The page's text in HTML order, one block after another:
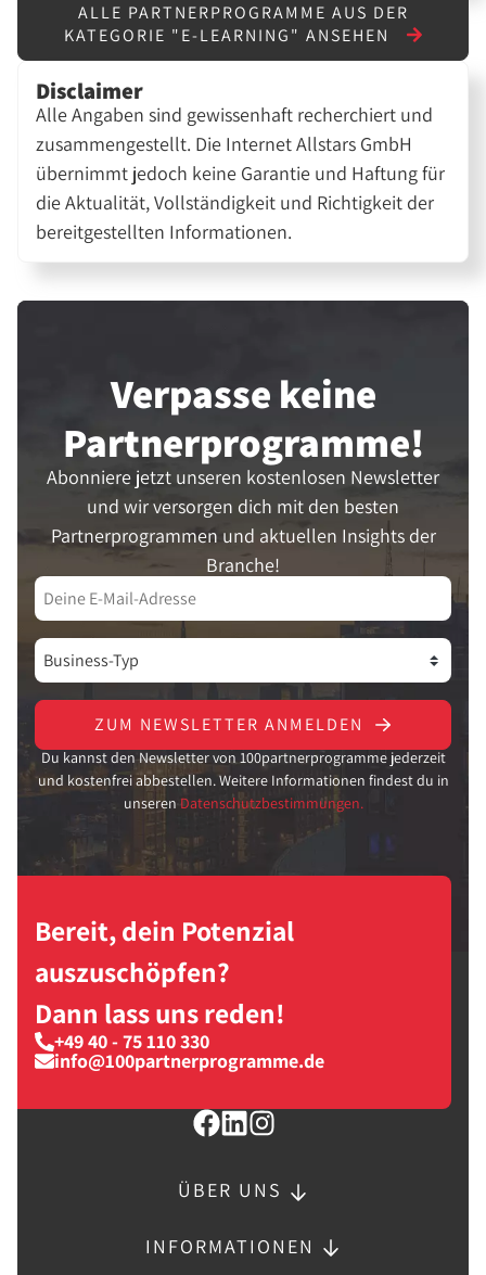
ALLE PARTNERPROGRAMME AUS DER
KATEGORIE "E-LEARNING" ANSEHEN
Disclaimer
Alle Angaben sind gewissenhaft recherchiert und
zusammengestellt. Die Internet Allstars GmbH
übernimmt jedoch keine Garantie und Haftung für
die Aktualität, Vollständigkeit und Richtigkeit der
bereitgestellten Informationen.
Verpasse keine
Partner­programme!
Abonniere jetzt unseren kostenlosen Newsletter
und wir versorgen dich mit den besten
Partnerprogrammen und aktuellen Insights der
Branche!
ZUM NEWSLETTER ANMELDEN
Du kannst den Newsletter von 100partnerprogramme jederzeit
und kostenfrei abbestellen. Weitere Informationen findest du in
unseren Datenschutzbestimmungen.
Bereit, dein Potenzial
auszuschöpfen?
Dann lass uns reden!
+49 40 - 75 110 330
info@100partnerprogramme.de
ÜBER UNS
INFORMATIONEN